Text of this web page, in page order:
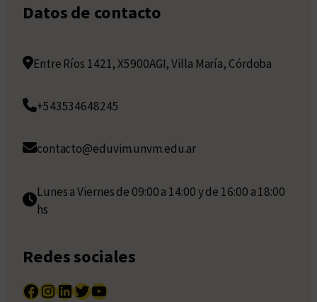
Datos de contacto
Entre Ríos 1421, X5900AGI, Villa María, Córdoba
+543534648245
contacto@eduvim.unvm.edu.ar
Lunes a Viernes de 09:00 a 14:00 y de 16:00 a 18:00
hs
Redes sociales
Facebook InstagramLinkedIn Twitter YouTube